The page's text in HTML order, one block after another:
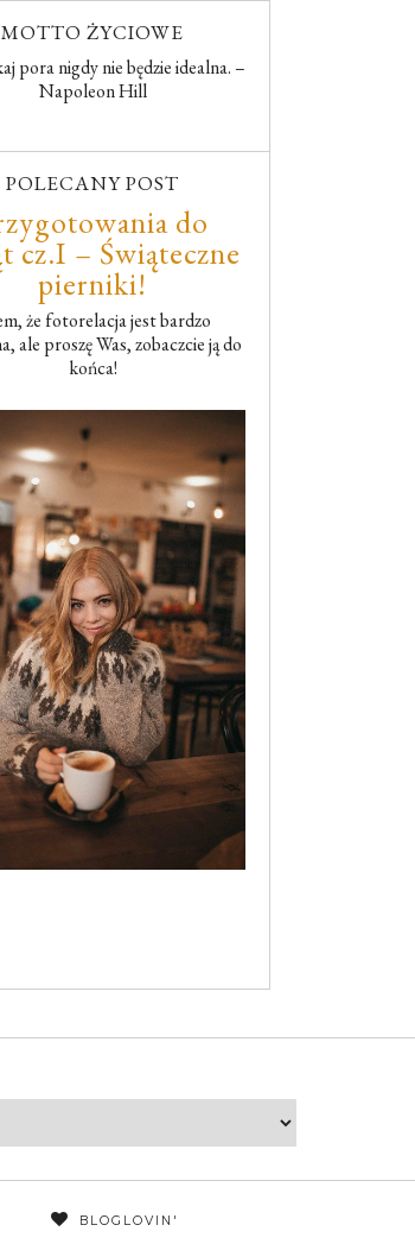
MOTTO ŻYCIOWE
pora nigdy nie będzie idealna. –
Napoleon Hill
POLECANY POST
do
cz.I – Świąteczne
pierniki!
że fotorelacja jest bardzo
ale proszę Was, zobaczcie ją do
końca!
BLOGLOVIN'